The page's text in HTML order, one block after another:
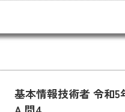
基本情報技術者 令和5